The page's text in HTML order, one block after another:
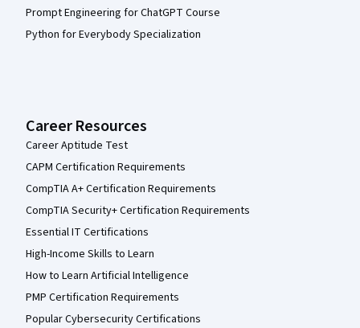
Prompt Engineering for ChatGPT Course
Python for Everybody Specialization
Career Resources
Career Aptitude Test
CAPM Certification Requirements
CompTIA A+ Certification Requirements
CompTIA Security+ Certification Requirements
Essential IT Certifications
High-Income Skills to Learn
How to Learn Artificial Intelligence
PMP Certification Requirements
Popular Cybersecurity Certifications